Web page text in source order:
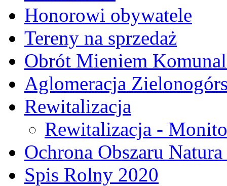
Honorowi obywatele
Tereny na sprzedaż
Obrót Mieniem
Aglomeracja
Rewitalizacja
Rewitalizacja -
Ochrona Obszaru
Spis Rolny 2020